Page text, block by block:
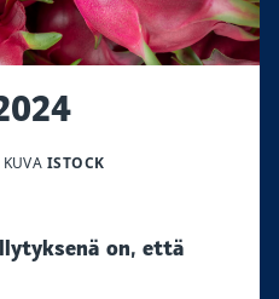
KUVA ISTOCK
on, että